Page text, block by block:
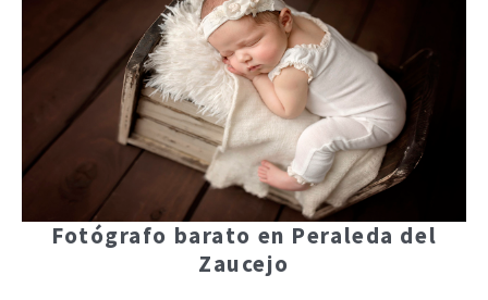
Fotógrafo barato en Peraleda del
Zaucejo